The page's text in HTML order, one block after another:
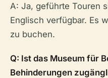
A: Ja, geführte Touren
Englisch verfügbar. Es
zu buchen.
Q: Ist das Museum für
Behinderungen